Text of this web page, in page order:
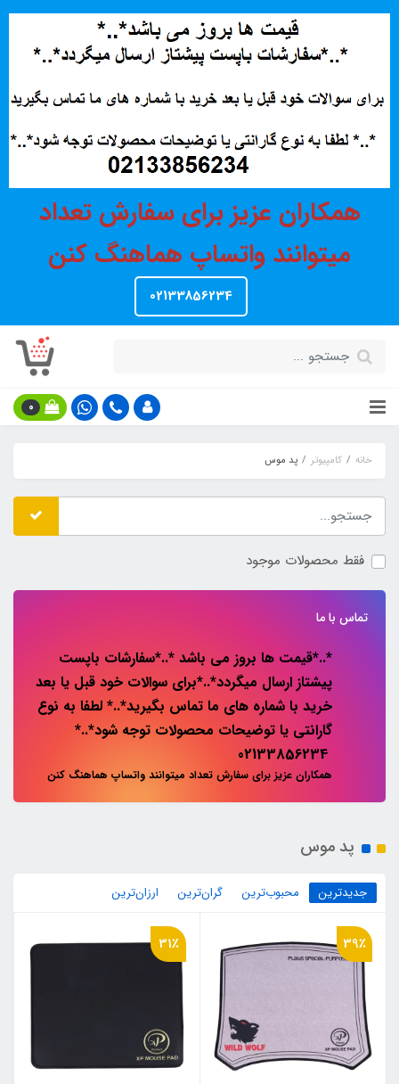
همکاران عزیز برای سفارش تعداد
میتوانند واتساپ هماهنگ کنن
02133856234
0
خانه کامپیوتر پد موس
فقط محصولات موجود
تماس با ما
*..*قیمت ها بروز می باشد *..*سفارشات باپست
پیشتاز ارسال میگردد*..*برای سوالات خود قبل یا بعد
خرید با شماره های ما تماس بگیرید*..* لطفا به نوع
گارانتی یا توضیحات محصولات توجه شود*..*
همکاران عزیز برای سفارش تعداد میتوانند واتساپ هماهنگ کنن
پد موس
جدیدترین محبوب‌ترین گران‌ترین ارزان‌ترین
39٪ 31٪